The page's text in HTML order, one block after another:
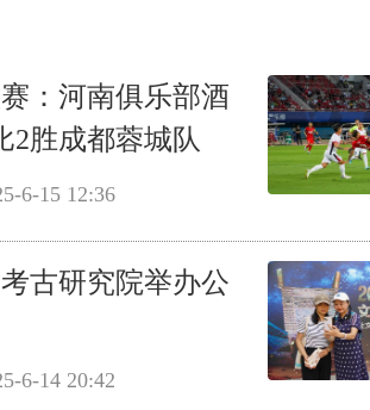
：河南俱乐部酒
2胜成都蓉城队
6-15 12:36
古研究院举办公
6-14 20:42